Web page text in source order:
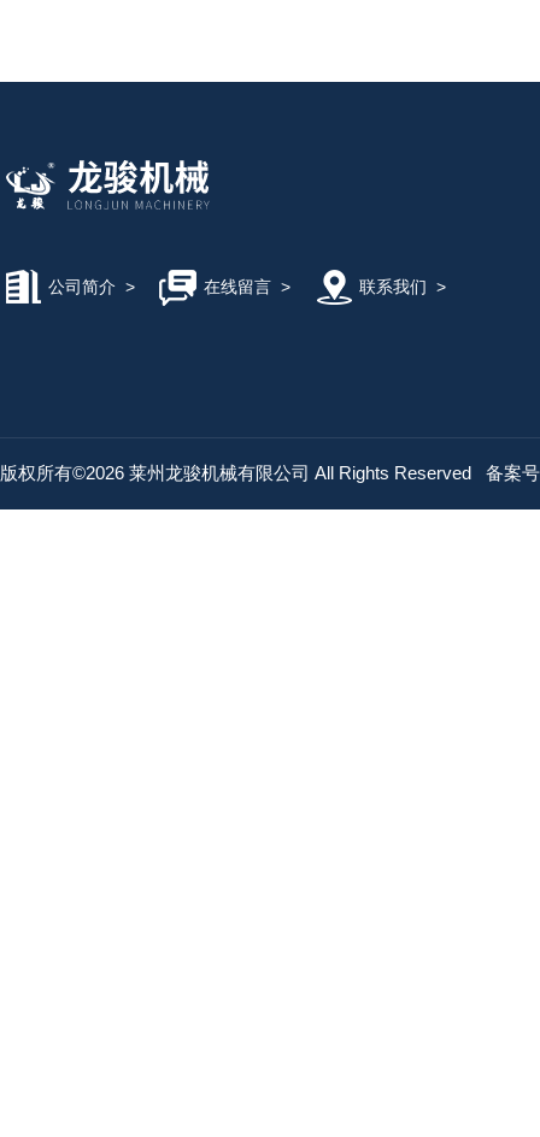
公司简介 > 在线留言> 联系我们 >
版权所有©2026 莱州龙骏机械有限公司 All Rights Reserved 备案